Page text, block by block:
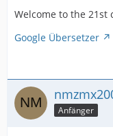
Welcome to the 21st
Google Übersetzer
Anfänger